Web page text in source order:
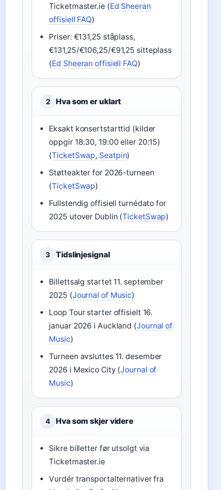
Ticketmaster.ie (Ed Sheeran
offisiell FAQ)
Priser: €131,25 ståplass,
€131,25/€106,25/€91,25 sitteplass
(Ed Sheeran offisiell FAQ)
2 Hva som er uklart
Eksakt konsertstarttid (kilder
oppgir 18:30, 19:00 eller 20:15)
(TicketSwap, Seatpin)
Støtteakter for 2026-turneen
(TicketSwap)
Fullstendig offisiell turnédato for
2025 utover Dublin (TicketSwap)
3 Tidslinjesignal
Billettsalg startet 11. september
2025 (Journal of Music)
Loop Tour starter offisielt 16.
januar 2026 i Auckland (Journal of
Music)
Turneen avsluttes 11. desember
2026 i Mexico City (Journal of
Music)
4 Hva som skjer videre
Sikre billetter før utsolgt via
Ticketmaster.ie
Vurdér transportalternativer fra